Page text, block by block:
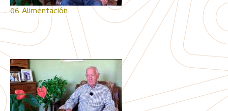
06 Alimentación